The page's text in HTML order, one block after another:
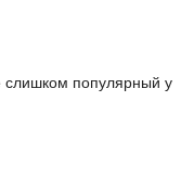
слишком популярный у